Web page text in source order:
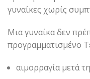
γυναίκες χωρίς
Μια γυναίκα δεν
προγραμματισμένο
αιμορραγία μετά